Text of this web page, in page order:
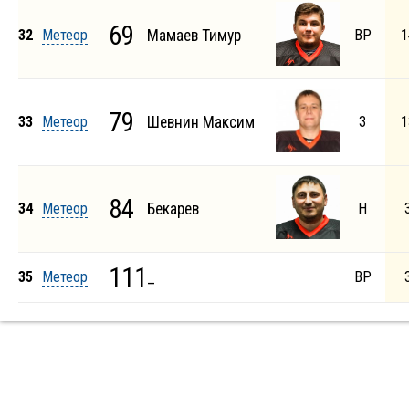
32 Метеор 69 Мамаев Тимур ВР
33 Метеор 79 Шевнин Максим З
34 Метеор 84 Бекарев Н
35 Метеор 111 _ ВР